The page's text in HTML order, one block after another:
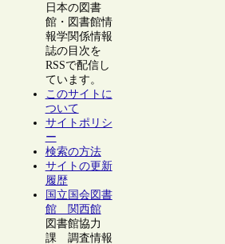
日本の図書
館・図書館情
報学関係情報
誌の目次を
RSSで配信し
ています。
このサイトに
ついて
サイトポリシ
ー
検索の方法
サイトの更新
履歴
国立国会図書
館 関西館
図書館協力
課 調査情報